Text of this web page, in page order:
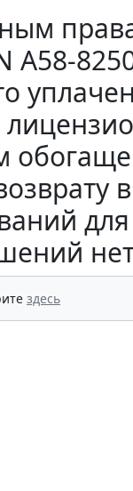
А58-
здесь